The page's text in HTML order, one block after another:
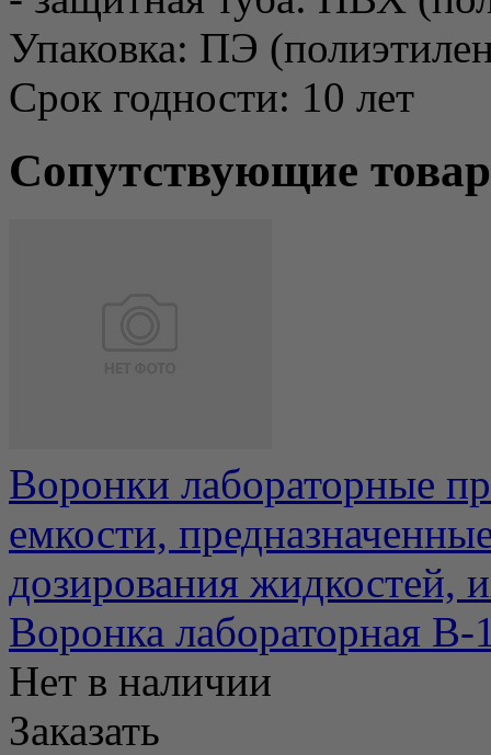
Упаковка: ПЭ
Срок годности: 10 лет
Сопутствующие
Воронки лабораторные
емкости,
дозирования жидкостей,
Воронка лабораторная
Нет в наличии
Заказать